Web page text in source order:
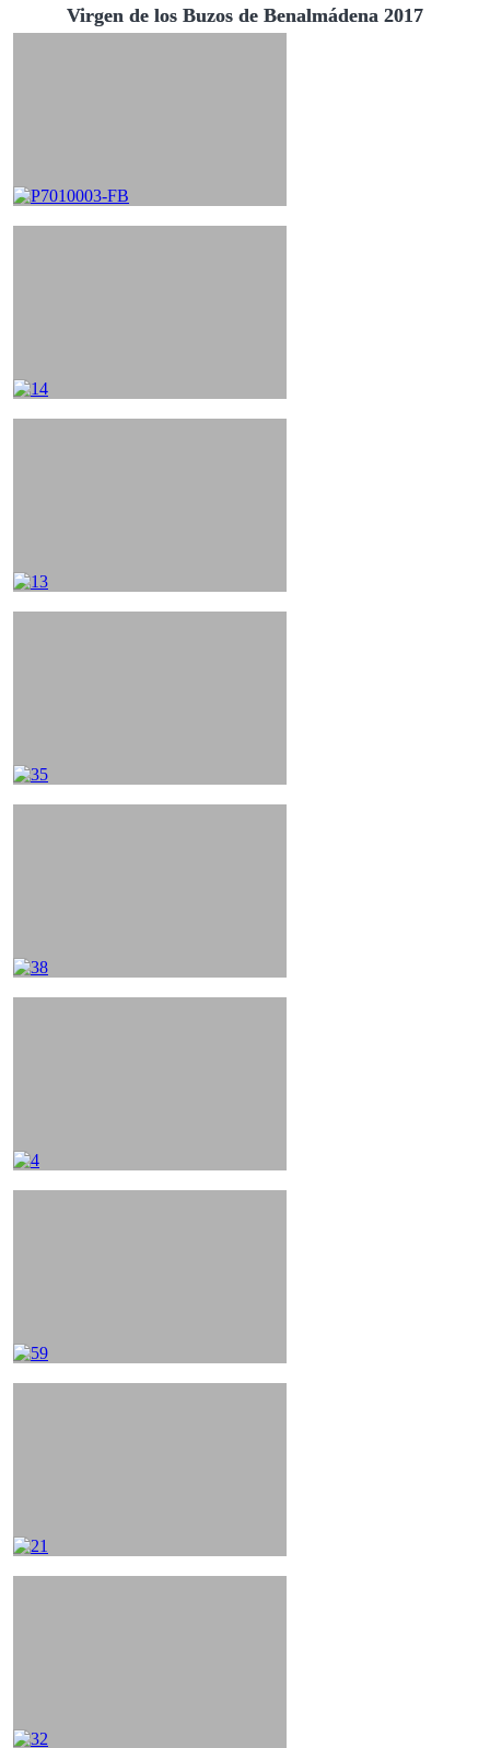
Virgen de los Buzos de Benalmádena 2017